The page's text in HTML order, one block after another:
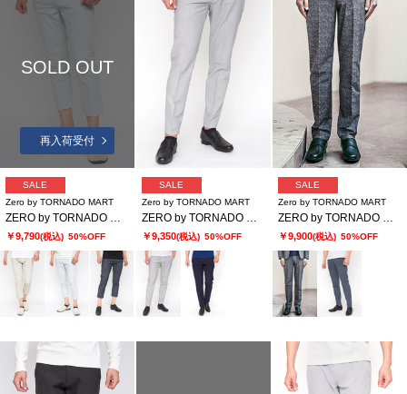
SOLD OUT
再入荷受付
SALE
Zero by TORNADO MART
￥9,790(税込) 50%OFF
SALE
Zero by TORNADO MART
￥9,350(税込) 50%OFF
SALE
Zero by TORNADO MART
￥9,900(税込) 50%OFF